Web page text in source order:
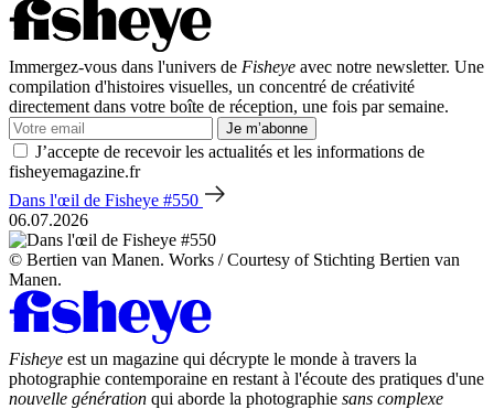
Immergez-vous dans l'univers de Fisheye avec notre newsletter. Une
compilation d'histoires visuelles, un concentré de créativité
directement dans votre boîte de réception, une fois par semaine.
Je m’abonne
J’accepte de recevoir les actualités et les informations de
fisheyemagazine.fr
Dans l'œil de Fisheye #550
06.07.2026
© Bertien van Manen. Works / Courtesy of Stichting Bertien van
Manen.
Fisheye est un magazine qui décrypte le monde à travers la
photographie contemporaine en restant à l'écoute des pratiques d'une
nouvelle génération qui aborde la photographie sans complexe